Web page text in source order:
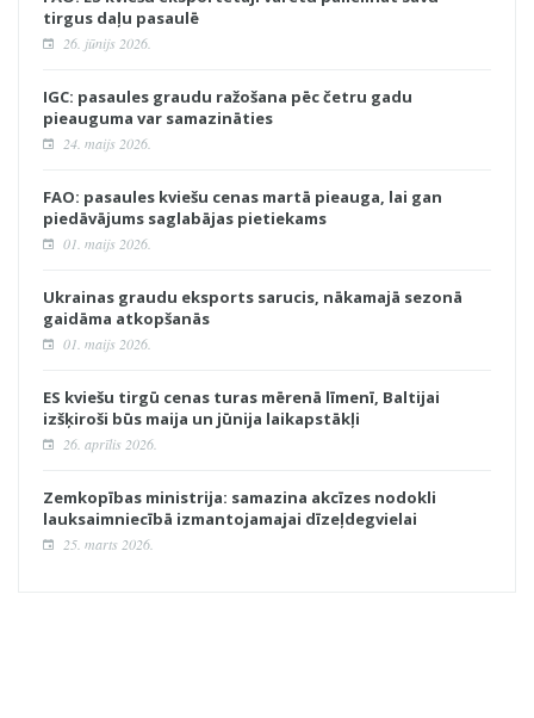
tirgus daļu pasaulē
26. jūnijs 2026.
IGC: pasaules graudu ražošana pēc četru gadu
pieauguma var samazināties
24. maijs 2026.
FAO: pasaules kviešu cenas martā pieauga, lai gan
piedāvājums saglabājas pietiekams
01. maijs 2026.
Ukrainas graudu eksports sarucis, nākamajā sezonā
gaidāma atkopšanās
01. maijs 2026.
ES kviešu tirgū cenas turas mērenā līmenī, Baltijai
izšķiroši būs maija un jūnija laikapstākļi
26. aprīlis 2026.
Zemkopības ministrija: samazina akcīzes nodokli
lauksaimniecībā izmantojamajai dīzeļdegvielai
25. marts 2026.